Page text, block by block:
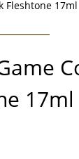
Fleshtone 17ml
17ml